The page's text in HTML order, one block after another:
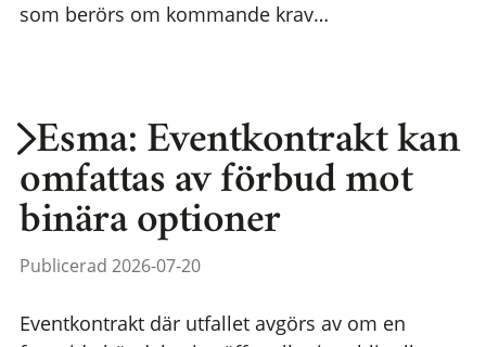
som berörs om kommande krav…
Esma: Eventkontrakt kan
omfattas av förbud mot
binära optioner
Publicerad 2026-07-20
Eventkontrakt där utfallet avgörs av om en